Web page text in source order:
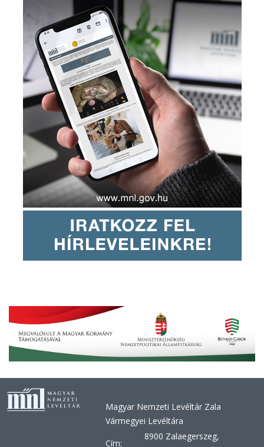
Magyar Nemzeti Levéltár Zala
Vármegyei Levéltára
Cím:
8900 Zalaegerszeg,